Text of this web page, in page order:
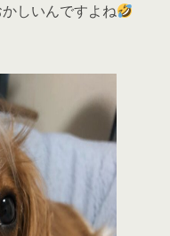
しいんですよね